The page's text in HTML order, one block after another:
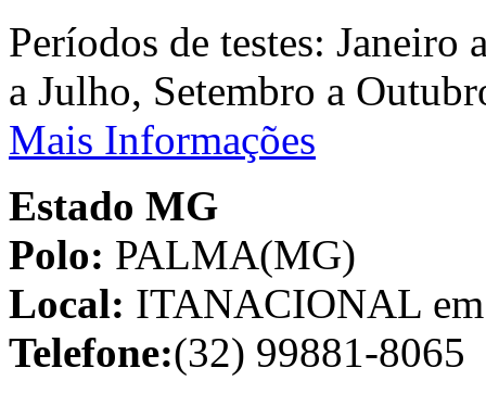
Períodos de testes:
a Julho, Setembro a
Mais Informações
Estado MG
Polo: PALMA(MG)
Local: ITANACIONAL
Telefone:(32) 99881-8065